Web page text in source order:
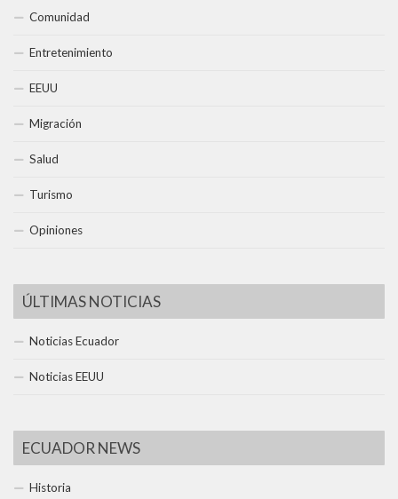
Comunidad
Entretenimiento
EEUU
Migración
Salud
Turismo
Opiniones
ÚLTIMAS NOTICIAS
Noticias Ecuador
Noticias EEUU
ECUADOR NEWS
Historia